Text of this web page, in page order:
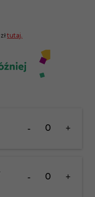
tutaj.
dla
dla